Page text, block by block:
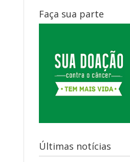
Faça sua parte
Últimas notícias